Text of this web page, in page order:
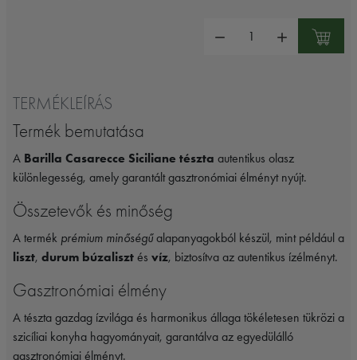
TERMÉKLEÍRÁS
Termék bemutatása
A Barilla Casarecce Siciliane tészta autentikus olasz
különlegesség, amely garantált gasztronómiai élményt nyújt.
Összetevők és minőség
A termék prémium minőségűalapanyagokból készül, mint például a
liszt, durum búzaliszt és víz, biztosítva az autentikus ízélményt.
Gasztronómiai élmény
A tészta gazdag ízvilága és harmonikus állaga tökéletesen tükrözi a
szicíliai konyha hagyományait, garantálva az egyedülálló
gasztronómiai élményt.